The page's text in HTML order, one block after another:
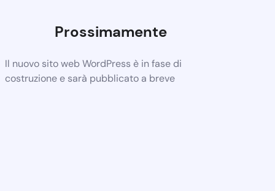
Prossimamente
Il nuovo sito web WordPress è in fase di
costruzione e sarà pubblicato a breve